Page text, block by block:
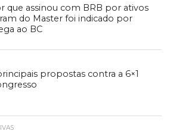
que assinou com BRB por ativos
do Master foi indicado por
ao BC
propostas contra a 6×1